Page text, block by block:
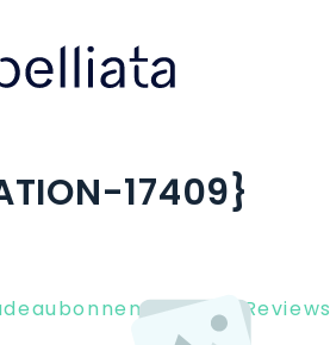
17409}
Client Reviews